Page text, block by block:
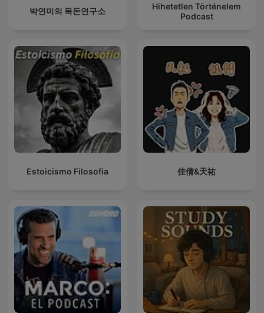
박연미의 목돈연구소
Hihetetlen Történelem
Podcast
Estoicismo Filosofia 佳倩&天祐